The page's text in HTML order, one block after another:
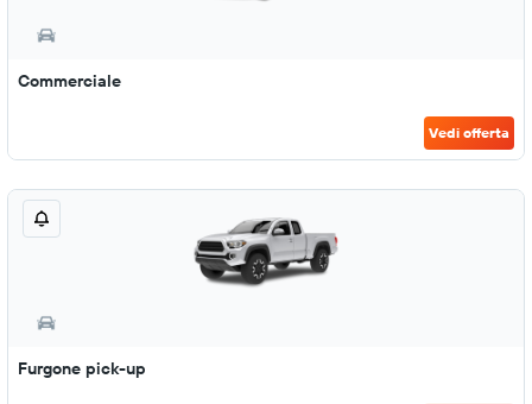
Commerciale
Vedi offerta
Furgone pick-up